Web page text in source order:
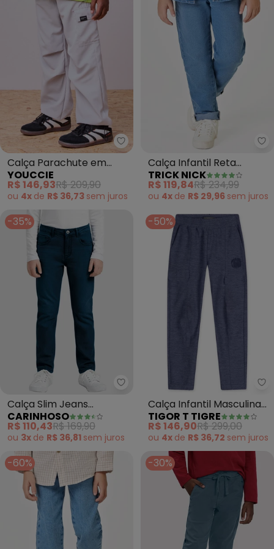
Youccie - Calça Parachute em
Calça Parachute em
Tactel Sport Cinza
(Cinza)
YOUCCIE
R$ 146,93R$ 209,90
ou 4x de R$ 36,73 sem juros
Calça Infantil Reta
Masculina Jeans (Azul)
TRICK NICK
R$ 119,84R$ 234,99
ou 4x de R$ 29,96 sem juros
-35%
Carinhoso - Calça Slim Jeans
Calça Slim Jeans
Estonada (Azul Escuro)
CARINHOSO
R$ 110,43R$ 169,90
ou 3x de R$ 36,81 sem juros
-50%
Calça Infantil Masculina
(Roxo)
TIGOR T TIGRE
R$ 146,90R$ 299,00
ou 4x de R$ 36,72 sem juros
-60% -30%